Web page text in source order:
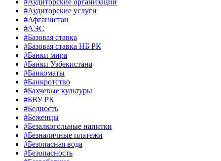
#Аудиторские организации
#Аудиторские услуги
#Афганистан
#АЭС
#Базовая ставка
#Базовая ставка НБ РК
#Банки мира
#Банки Узбекистана
#Банкоматы
#Банкротство
#Бахчевые культуры
#БВУ РК
#Бедность
#Беженцы
#Безалкогольные напитки
#Безналичные платежи
#Безопасная вода
#Безопасность